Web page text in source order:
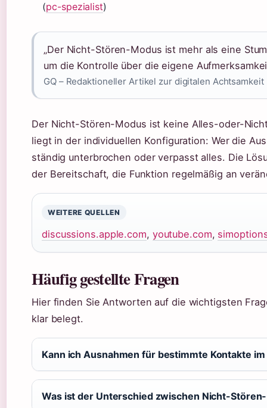
(pc-spezialist)
„Der Nicht-Stören-Modus ist mehr als eine
um die Kontrolle über die eigene
GQ – Redaktioneller Artikel zur digitalen Achtsamkeit
Der Nicht-Stören-Modus ist keine Alles-oder-
liegt in der individuellen Konfiguration: Wer die
ständig unterbrochen oder verpasst alles. Die
der Bereitschaft, die Funktion regelmäßig an
WEITERE QUELLEN
discussions.apple.com, youtube.com,
Häufig gestellte Fragen
Hier finden Sie Antworten auf die wichtigsten
klar belegt.
Kann ich Ausnahmen für bestimmte Kontakte
Was ist der Unterschied zwischen Nicht-